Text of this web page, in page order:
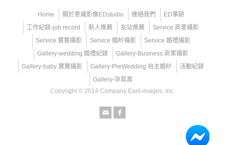
Home 關於意識影像EDstudio 連絡我們
ED事跡
工作紀錄-job record
新人推薦 友站推薦
Service 商業攝影
Service 寶寶攝影
Service 婚紗攝影
Service 婚禮攝影
Gallery-wedding 婚禮紀錄
Gallery-Business 商業攝影
Gallery-baby 寶寶攝影
Gallery-PreWedding 自主婚紗
活動紀錄
Gallery-孕寫真
Copyright © 2014 Company East-images, Inc.